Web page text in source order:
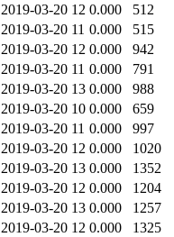
2019-03-20 12 0.000
512
2019-03-20 11 0.000
515
2019-03-20 12 0.000
942
2019-03-20 11 0.000
791
2019-03-20 13 0.000
988
2019-03-20 10 0.000
659
2019-03-20 11 0.000
997
2019-03-20 12 0.000
1020
2019-03-20 13 0.000
1352
2019-03-20 12 0.000
1204
2019-03-20 13 0.000
1257
2019-03-20 12 0.000
1325